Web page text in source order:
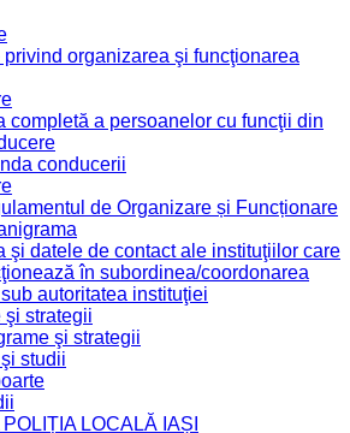
privind organizarea şi funcţionarea
completă a persoanelor cu funcţii din
conducerii
de Organizare și Funcționare
şi datele de contact ale instituţiilor care
în subordinea/coordonarea
autoritatea instituţiei
şi strategii
şi strategii
studii
LOCALĂ IAȘI